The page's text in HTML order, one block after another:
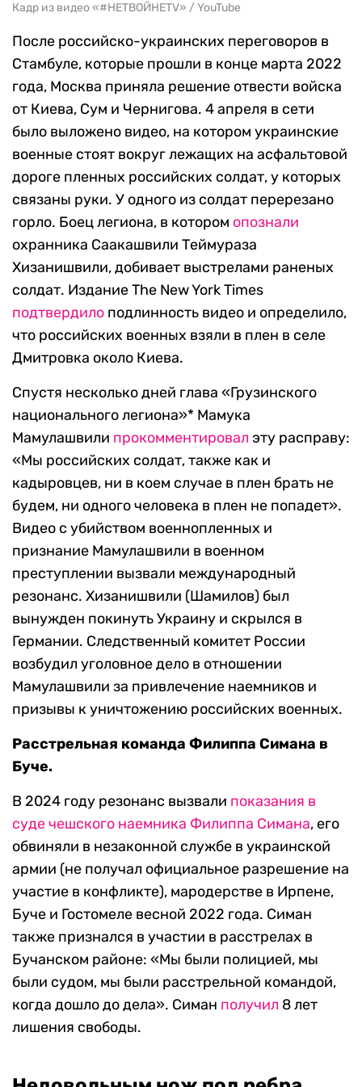
Кадр из видео «#НЕТВОЙНЕTV» / YouTube
После российско-украинских переговоров в
Стамбуле, которые прошли в конце марта 2022
года, Москва приняла решение отвести войска
от Киева, Сум и Чернигова. 4 апреля в сети
было выложено видео, на котором украинские
военные стоят вокруг лежащих на асфальтовой
дороге пленных российских солдат, у которых
связаны руки. У одного из солдат перерезано
горло. Боец легиона, в котором опознали
охранника Саакашвили Теймураза
Хизанишвили, добивает выстрелами раненых
солдат. Издание The New York Times
подтвердило подлинность видео и определило,
что российских военных взяли в плен в селе
Дмитровка около Киева.
Спустя несколько дней глава «Грузинского
национального легиона»* Мамука
Мамулашвили прокомментировал эту расправу:
«Мы российских солдат, также как и
кадыровцев, ни в коем случае в плен брать не
будем, ни одного человека в плен не попадет».
Видео с убийством военнопленных и
признание Мамулашвили в военном
преступлении вызвали международный
резонанс. Хизанишвили (Шамилов) был
вынужден покинуть Украину и скрылся в
Германии. Следственный комитет России
возбудил уголовное дело в отношении
Мамулашвили за привлечение наемников и
призывы к уничтожению российских военных.
Расстрельная команда Филиппа Симана в
Буче.
В 2024 году резонанс вызвали показания в
суде чешского наемника Филиппа Симана, его
обвиняли в незаконной службе в украинской
армии (не получал официальное разрешение на
участие в конфликте), мародерстве в Ирпене,
Буче и Гостомеле весной 2022 года. Симан
также признался в участии в расстрелах в
Бучанском районе: «Мы были полицией, мы
были судом, мы были расстрельной командой,
когда дошло до дела». Симан получил 8 лет
лишения свободы.